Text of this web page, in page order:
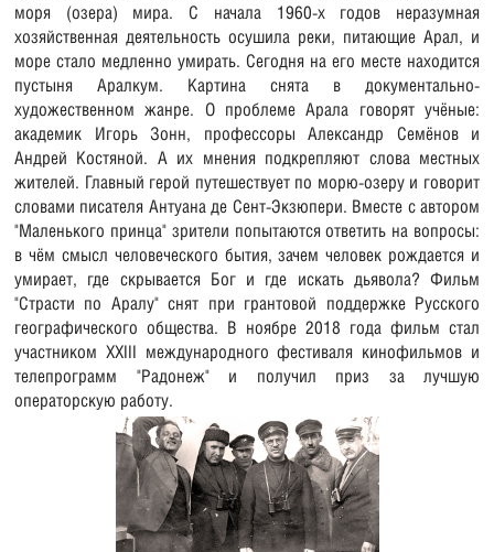
моря (озера) мира. С начала 1960-х годов неразумная
хозяйственная деятельность осушила реки, питающие Арал, и
море стало медленно умирать. Сегодня на его месте находится
пустыня Аралкум. Картина снята в документально-
художественном жанре. О проблеме Арала говорят учёные:
академик Игорь Зонн, профессоры Александр Семёнов и
Андрей Костяной. А их мнения подкрепляют слова местных
жителей. Главный герой путешествует по морю-озеру и говорит
словами писателя Антуана де Сент-Экзюпери. Вместе с автором
"Маленького принца" зрители попытаются ответить на вопросы:
в чём смысл человеческого бытия, зачем человек рождается и
умирает, где скрывается Бог и где искать дьявола? Фильм
"Страсти по Аралу" снят при грантовой поддержке Русского
географического общества. В ноябре 2018 года фильм стал
участником XXIII международного фестиваля кинофильмов и
телепрограмм "Радонеж" и получил приз за лучшую
операторскую работу.